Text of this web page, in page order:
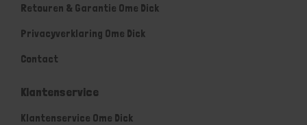
Retouren & Garantie Ome Dick
Privacyverklaring Ome Dick
Contact
Klantenservice
Klantenservice Ome Dick